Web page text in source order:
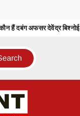
दबंग अफसर देवेंद्र बिश्नोई